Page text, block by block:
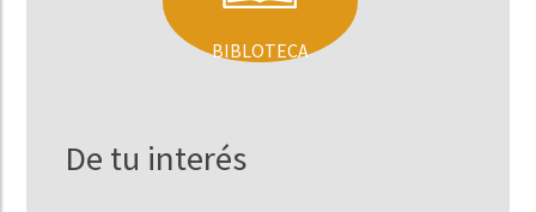
BIBLOTECA
De tu interés